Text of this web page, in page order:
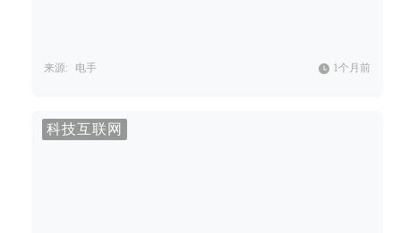
来源: 电手 1个月前
科技互联网